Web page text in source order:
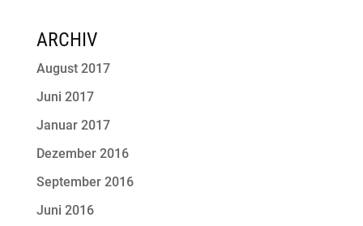
ARCHIV
August 2017
Juni 2017
Januar 2017
Dezember 2016
September 2016
Juni 2016